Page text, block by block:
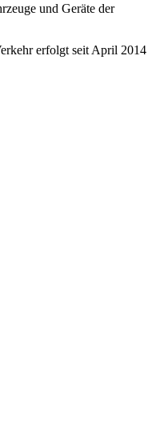
und Geräte der
erfolgt seit April 2014